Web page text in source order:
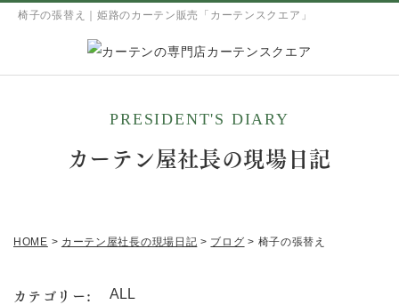
椅子の張替え｜姫路のカーテン販売「カーテンスクエア」
PRESIDENT'S DIARY
カーテン屋社長の現場日記
HOME > カーテン屋社長の現場日記 > ブログ > 椅子の張替え
カテゴリー: